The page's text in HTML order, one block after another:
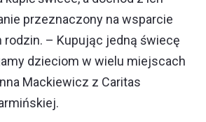
przeznaczony na wsparcie
rodzin. – Kupując jedną świecę
dzieciom w wielu miejscach
Mackiewicz z Caritas